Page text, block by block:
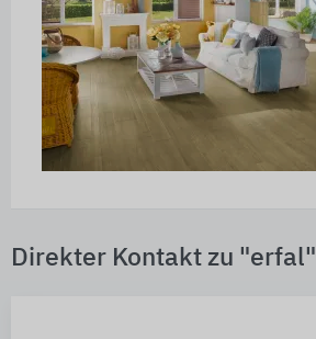
Direkter Kontakt zu "erfal"